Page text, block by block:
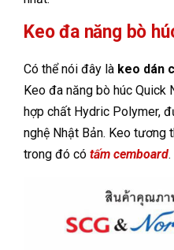
Keo đa năng bò
Có thể nói đây là keo dán
Keo đa năng bò húc Quick
hợp chất Hydric Polymer,
nghệ Nhật Bản. Keo tương
trong đó có tấm cemboard.